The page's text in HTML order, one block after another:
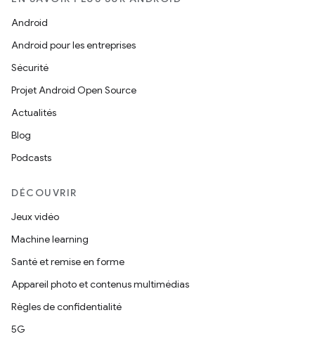
Android
Android pour les entreprises
Sécurité
Projet Android Open Source
Actualités
Blog
Podcasts
DÉCOUVRIR
Jeux vidéo
Machine learning
Santé et remise en forme
Appareil photo et contenus multimédias
Règles de confidentialité
5G